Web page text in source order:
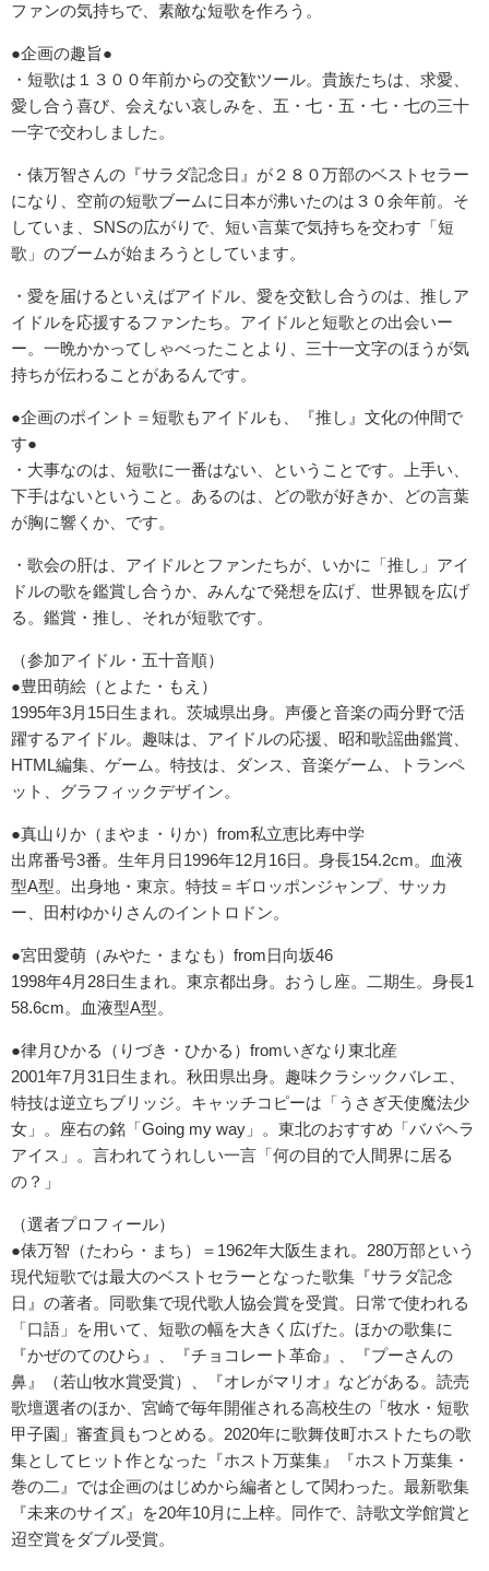
ファンの気持ちで、素敵な短歌を作ろう。
●企画の趣旨●
・短歌は１３００年前からの交歓ツール。貴族たちは、求愛、
愛し合う喜び、会えない哀しみを、五・七・五・七・七の三十
一字で交わしました。
・俵万智さんの『サラダ記念日』が２８０万部のベストセラー
になり、空前の短歌ブームに日本が沸いたのは３０余年前。そ
していま、SNSの広がりで、短い言葉で気持ちを交わす「短
歌」のブームが始まろうとしています。
・愛を届けるといえばアイドル、愛を交歓し合うのは、推しア
イドルを応援するファンたち。アイドルと短歌との出会いー
ー。一晩かかってしゃべったことより、三十一文字のほうが気
持ちが伝わることがあるんです。
●企画のポイント＝短歌もアイドルも、『推し』文化の仲間で
す●
・大事なのは、短歌に一番はない、ということです。上手い、
下手はないということ。あるのは、どの歌が好きか、どの言葉
が胸に響くか、です。
・歌会の肝は、アイドルとファンたちが、いかに「推し」アイ
ドルの歌を鑑賞し合うか、みんなで発想を広げ、世界観を広げ
る。鑑賞・推し、それが短歌です。
（参加アイドル・五十音順）
●豊田萌絵（とよた・もえ）
1995年3月15日生まれ。茨城県出身。声優と音楽の両分野で活
躍するアイドル。趣味は、アイドルの応援、昭和歌謡曲鑑賞、
HTML編集、ゲーム。特技は、ダンス、音楽ゲーム、トランペ
ット、グラフィックデザイン。
●真山りか（まやま・りか）from私立恵比寿中学
出席番号3番。生年月日1996年12月16日。身長154.2cm。血液
型A型。出身地・東京。特技＝ギロッポンジャンプ、サッカ
ー、田村ゆかりさんのイントロドン。
●宮田愛萌（みやた・まなも）from日向坂46
1998年4月28日生まれ。東京都出身。おうし座。二期生。身長1
58.6cm。血液型A型。
●律月ひかる（りづき・ひかる）fromいぎなり東北産
2001年7月31日生まれ。秋田県出身。趣味クラシックバレエ、
特技は逆立ちブリッジ。キャッチコピーは「うさぎ天使魔法少
女」。座右の銘「Going my way」。東北のおすすめ「ババヘラ
アイス」。言われてうれしい一言「何の目的で人間界に居る
の？」
（選者プロフィール）
●俵万智（たわら・まち）＝1962年大阪生まれ。280万部という
現代短歌では最大のベストセラーとなった歌集『サラダ記念
日』の著者。同歌集で現代歌人協会賞を受賞。日常で使われる
「口語」を用いて、短歌の幅を大きく広げた。ほかの歌集に
『かぜのてのひら』、『チョコレート革命』、『プーさんの
鼻』（若山牧水賞受賞）、『オレがマリオ』などがある。読売
歌壇選者のほか、宮崎で毎年開催される高校生の「牧水・短歌
甲子園」審査員もつとめる。2020年に歌舞伎町ホストたちの歌
集としてヒット作となった『ホスト万葉集』『ホスト万葉集・
巻の二』では企画のはじめから編者として関わった。最新歌集
『未来のサイズ』を20年10月に上梓。同作で、詩歌文学館賞と
迢空賞をダブル受賞。